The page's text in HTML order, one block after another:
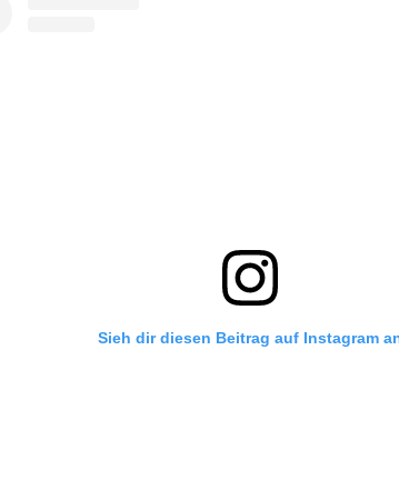
Sieh dir diesen Beitrag auf Instagram